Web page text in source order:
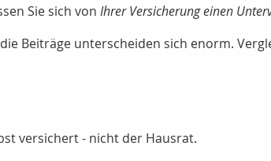
Sie sich von Ihrer Versicherung einen
Beiträge unterscheiden sich enorm.
versichert - nicht der Hausrat.